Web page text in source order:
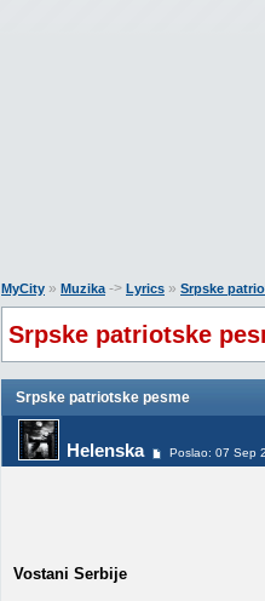
MyCity » Muzika-> Lyrics » Srpske
Srpske patriotske
Srpske patriotske pesme
Helenska Poslao: 07 Sep
Vostani Serbije